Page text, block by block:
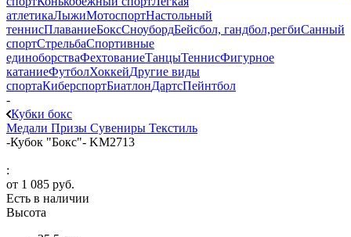
атлетикаЛыжиМотоспортНастольный
теннисПлаваниеБоксСноубордБейсбол, гандбол,регбиСанный
спортСтрельбаСпортивные
единоборстваФехтованиеТанцыТеннисФигурное
катаниеФутболХоккейДругие виды
спортаКиберспортБиатлонДартсПейнтбол
-
Кубки бокс
Медали Призы Сувениры Текстиль
-Кубок "Бокс"- KM2713
:
от 1 085 руб.
Есть в наличии
Высота